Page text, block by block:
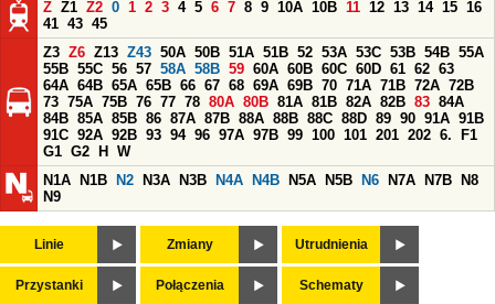
Z Z1 Z2 0 1 2 3 4 5 6 7 8 9 10A 10B 11 12 13 14 15 16
41 43 45
Z3 Z6 Z13 Z43 50A 50B 51A 51B 52 53A 53C 53B 54B 55A
55B 55C 56 57 58A 58B 59 60A 60B 60C 60D 61 62 63
64A 64B 65A 65B 66 67 68 69A 69B 70 71A 71B 72A 72B
73 75A 75B 76 77 78 80A 80B 81A 81B 82A 82B 83 84A
84B 85A 85B 86 87A 87B 88A 88B 88C 88D 89 90 91A 91B
91C 92A 92B 93 94 96 97A 97B 99 100 101 201 202 6.
F1
G1 G2 H
W
N1A
N1B N2 N3A N3B N4A N4B N5A N5B N6 N7A N7B
N8
N9
Linie Zmiany Utrudnienia
Przystanki Połączenia Schematy